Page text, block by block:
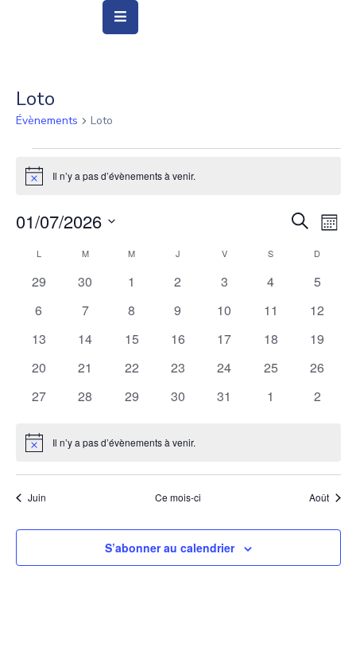
Municipale
Ville
Quotidienne
Social
Education
Arts
Loto
Évènements Loto
Notice Il n’y a pas d’évènements à venir.
de
vues
Recherche
Mois
01/07/2026
date.
Calendrier
de
Évènements
L M M J V S D
0
29
0
30
0
1
0
2
0
3
0
4
0
5
0
6
0
7
0
8
0
9
0
10
0
11
0
12
0
13
0
14
0
15
0
16
0
17
0
18
0
19
0
20
0
21
0
22
0
23
0
24
0
25
0
26
0
27
0
28
0
29
0
30
0
31
0
1
0
2
Notice Il n’y a pas d’évènements à venir.
Juin Ce mois-ci Août
S’abonner au calendrier